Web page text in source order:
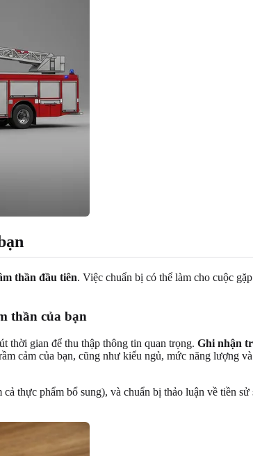
thần đầu tiên. Việc chuẩn bị có thể làm cho cuộc
thần của bạn
thời gian để thu thập thông tin quan trọng. Ghi nhận
cảm của bạn, cũng như kiểu ngủ, mức năng lượng
thực phẩm bổ sung), và chuẩn bị thảo luận về tiền